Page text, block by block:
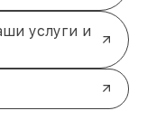
услуги и